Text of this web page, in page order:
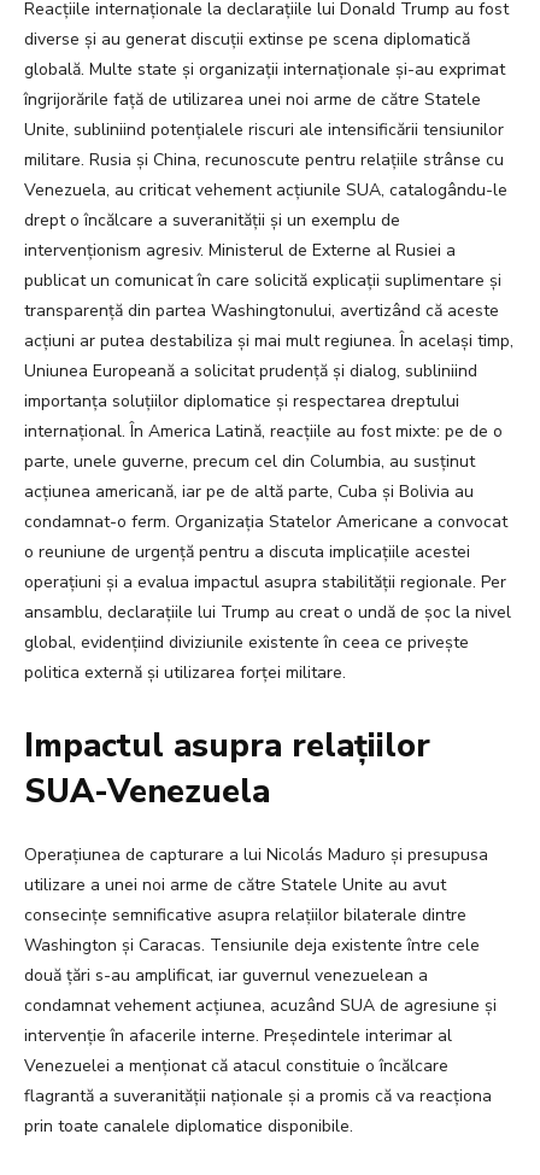
Reacțiile internaționale la declarațiile lui Donald Trump au fost
diverse și au generat discuții extinse pe scena diplomatică
globală. Multe state și organizații internaționale și-au exprimat
îngrijorările față de utilizarea unei noi arme de către Statele
Unite, subliniind potențialele riscuri ale intensificării tensiunilor
militare. Rusia și China, recunoscute pentru relațiile strânse cu
Venezuela, au criticat vehement acțiunile SUA, catalogându-le
drept o încălcare a suveranității și un exemplu de
intervenționism agresiv. Ministerul de Externe al Rusiei a
publicat un comunicat în care solicită explicații suplimentare și
transparență din partea Washingtonului, avertizând că aceste
acțiuni ar putea destabiliza și mai mult regiunea. În același timp,
Uniunea Europeană a solicitat prudență și dialog, subliniind
importanța soluțiilor diplomatice și respectarea dreptului
internațional. În America Latină, reacțiile au fost mixte: pe de o
parte, unele guverne, precum cel din Columbia, au susținut
acțiunea americană, iar pe de altă parte, Cuba și Bolivia au
condamnat-o ferm. Organizația Statelor Americane a convocat
o reuniune de urgență pentru a discuta implicațiile acestei
operațiuni și a evalua impactul asupra stabilității regionale. Per
ansamblu, declarațiile lui Trump au creat o undă de șoc la nivel
global, evidențiind diviziunile existente în ceea ce privește
politica externă și utilizarea forței militare.
Impactul asupra relațiilor
SUA-Venezuela
Operațiunea de capturare a lui Nicolás Maduro și presupusa
utilizare a unei noi arme de către Statele Unite au avut
consecințe semnificative asupra relațiilor bilaterale dintre
Washington și Caracas. Tensiunile deja existente între cele
două țări s-au amplificat, iar guvernul venezuelean a
condamnat vehement acțiunea, acuzând SUA de agresiune și
intervenție în afacerile interne. Președintele interimar al
Venezuelei a menționat că atacul constituie o încălcare
flagrantă a suveranității naționale și a promis că va reacționa
prin toate canalele diplomatice disponibile.